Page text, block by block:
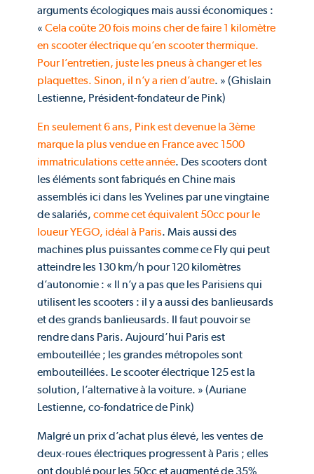
arguments écologiques mais aussi économiques :
« Cela coûte 20 fois moins cher de faire 1 kilomètre
en scooter électrique qu’en scooter thermique.
Pour l’entretien, juste les pneus à changer et les
plaquettes. Sinon, il n’y a rien d’autre. » (Ghislain
Lestienne, Président-fondateur de Pink)
En seulement 6 ans, Pink est devenue la 3ème
marque la plus vendue en France avec 1500
immatriculations cette année. Des scooters dont
les éléments sont fabriqués en Chine mais
assemblés ici dans les Yvelines par une vingtaine
de salariés, comme cet équivalent 50cc pour le
loueur YEGO, idéal à Paris. Mais aussi des
machines plus puissantes comme ce Fly qui peut
atteindre les 130 km/h pour 120 kilomètres
d’autonomie : « Il n’y a pas que les Parisiens qui
utilisent les scooters : il y a aussi des banlieusards
et des grands banlieusards. Il faut pouvoir se
rendre dans Paris. Aujourd’hui Paris est
embouteillée ; les grandes métropoles sont
embouteillées. Le scooter électrique 125 est la
solution, l’alternative à la voiture. » (Auriane
Lestienne, co-fondatrice de Pink)
Malgré un prix d’achat plus élevé, les ventes de
deux-roues électriques progressent à Paris ; elles
ont doublé pour les 50cc et augmenté de 35%